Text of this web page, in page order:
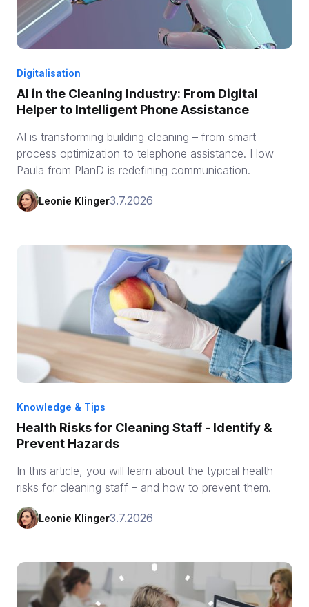
Digitalisation
AI in the Cleaning Industry: From Digital
Helper to Intelligent Phone Assistance
AI is transforming building cleaning – from smart
process optimization to telephone assistance. How
Paula from PlanD is redefining communication.
Leonie Klinger3.7.2026
Knowledge & Tips
Health Risks for Cleaning Staff - Identify &
Prevent Hazards
In this article, you will learn about the typical health
risks for cleaning staff – and how to prevent them.
Leonie Klinger3.7.2026